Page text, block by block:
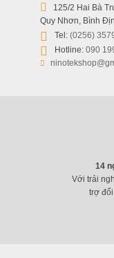
125/2 Hai Bà
Quy Nhơn, Bình
Tel: (0256)
Hotline: 090
14
Với trải
trợ